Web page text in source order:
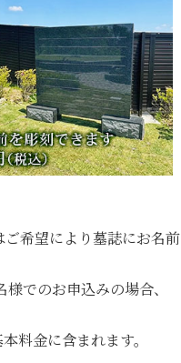
希望により墓誌にお名前
でのお申込みの場合、
料金に含まれます。